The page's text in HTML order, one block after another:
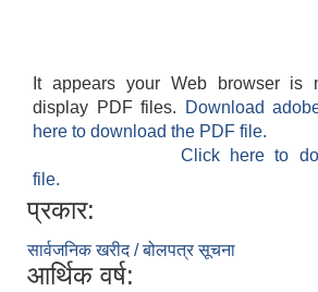
It appears your Web browser is
display PDF files.
Download
here to download the PDF file.
Click here to
file.
प्रकार:
सार्वजनिक खरीद / बोलपत्र सूचना
आर्थिक वर्ष: